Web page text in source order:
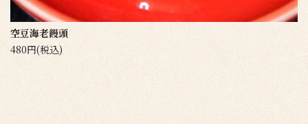
空豆海老饅頭
480円(税込)